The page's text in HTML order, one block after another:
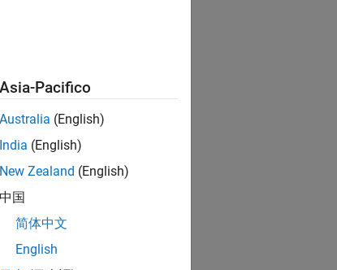
Asia-Pacifico
Australia (English)
India (English)
New Zealand (English)
中国
简体中文
English